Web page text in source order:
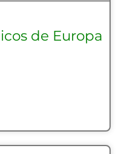
de Europa